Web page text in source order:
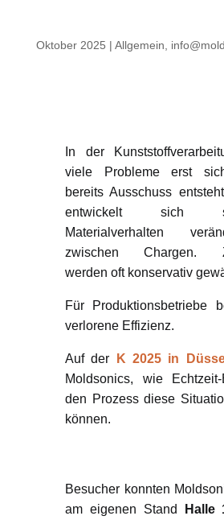
Oktober 2025 | Allgemein,
In der
viele Probleme erst
bereits Ausschuss
entwickelt sich
Materialverhalten
zwischen Chargen.
werden oft konservativ
Für Produktionsbetriebe
verlorene Effizienz.
Auf der K 2025 in
Moldsonics, wie
den Prozess diese
können.
Besucher konnten
am eigenen Stand
Halle